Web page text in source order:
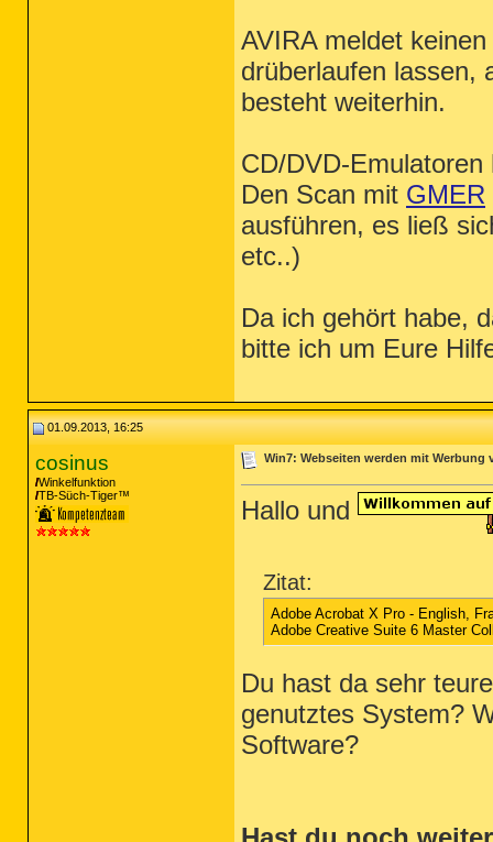
AVIRA meldet
drüberlaufen lassen,
besteht weiterhin.
CD/DVD-
Den Scan mit GMER
ausführen, es ließ
etc..)
Da ich gehört habe,
bitte ich um Eure
01.09.2013, 16:25
cosinus
Winkelfunktion
TB-Süch-Tiger™
Win7: Webseiten werden mit
Hallo und
Zitat:
Adobe Acrobat X Pro - English,
Adobe Creative Suite 6 Master
Du hast da sehr
genutztes System?
Software?